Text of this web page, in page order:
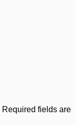
Required fields are